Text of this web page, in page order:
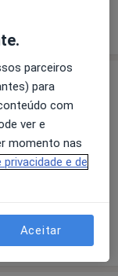
parceiros
para
com
ver e
momento nas
e de
Aceitar